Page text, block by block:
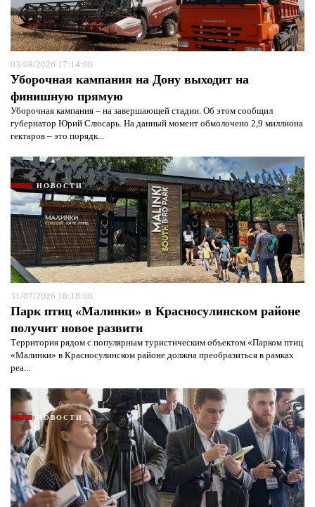
03/08/2026 17:14:00
Уборочная кампания на Дону выходит на
финишную прямую
Уборочная кампания – на завершающей стадии. Об этом сообщил
губернатор Юрий Слюсарь. На данный момент обмолочено 2,9 миллиона
гектаров – это порядк...
НОВОСТИ
31/07/2026 18:18:00
Парк птиц «Малинки» в Красносулинском районе
получит новое развити
Территория рядом с популярным туристическим объектом «Парком птиц
«Малинки» в Красносулинском районе должна преобразиться в рамках
реа...
НОВОСТИ
Я согласен сполитикой конфиденциальности и
защиты информации*
Я согласен сполитикой конфиденциальности и
защиты информации*